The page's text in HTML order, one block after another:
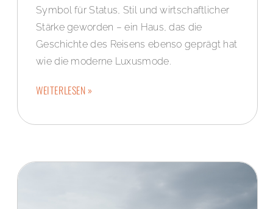
Symbol für Status, Stil und wirtschaftlicher
Stärke geworden – ein Haus, das die
Geschichte des Reisens ebenso geprägt hat
wie die moderne Luxusmode.
WEITERLESEN »